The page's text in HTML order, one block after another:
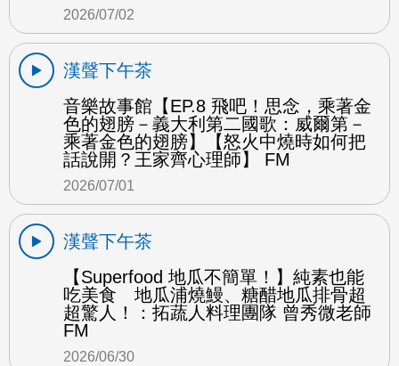
2026/07/02
漢聲下午茶
音樂故事館【EP.8 飛吧！思念，乘著金
色的翅膀－義大利第二國歌：威爾第－
乘著金色的翅膀】【怒火中燒時如何把
話說開？王家齊心理師】 FM
2026/07/01
漢聲下午茶
【Superfood 地瓜不簡單！】純素也能
吃美食 地瓜浦燒鰻、糖醋地瓜排骨超
超驚人！：拓蔬人料理團隊 曾秀微老師
FM
2026/06/30